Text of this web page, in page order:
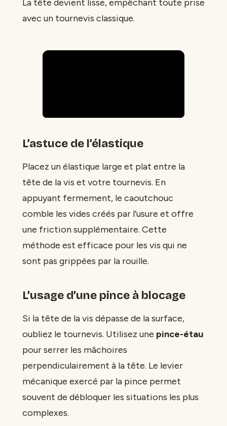
La tête devient lisse, empêchant toute prise
avec un tournevis classique.
L’astuce de l’élastique
Placez un élastique large et plat entre la
tête de la vis et votre tournevis. En
appuyant fermement, le caoutchouc
comble les vides créés par l’usure et offre
une friction supplémentaire. Cette
méthode est efficace pour les vis qui ne
sont pas grippées par la rouille.
L’usage d’une pince à blocage
Si la tête de la vis dépasse de la surface,
oubliez le tournevis. Utilisez une pince-étau
pour serrer les mâchoires
perpendiculairement à la tête. Le levier
mécanique exercé par la pince permet
souvent de débloquer les situations les plus
complexes.